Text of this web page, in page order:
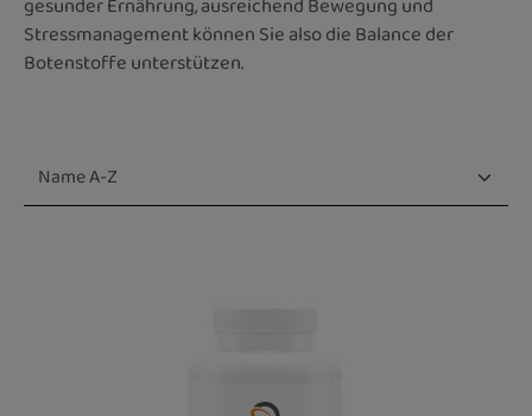
Stressmanagement können Sie also die Balance der
Botenstoffe unterstützen.